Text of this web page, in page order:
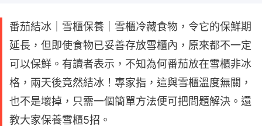
番茄結冰｜雪櫃保養｜雪櫃冷藏食物，令它的保鮮期
延長，但即使食物已妥善存放雪櫃內，原來都不一定
可以保鮮。有讀者表示，不知為何番茄放在雪櫃非冰
格，兩天後竟然結冰！專家指，這與雪櫃溫度無關，
也不是壞掉，只需一個簡單方法便可把問題解決。還
教大家保養雪櫃5招。